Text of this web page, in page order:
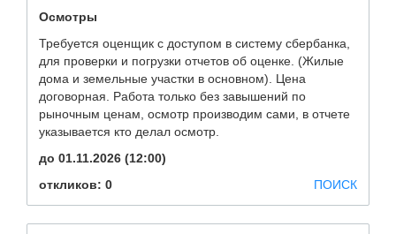
Осмотры
Требуется оценщик с доступом в систему сбербанка,
для проверки и погрузки отчетов об оценке. (Жилые
дома и земельные участки в основном). Цена
договорная. Работа только без завышений по
рыночным ценам, осмотр производим сами, в отчете
указывается кто делал осмотр.
до 01.11.2026 (12:00)
откликов: 0
ПОИСК